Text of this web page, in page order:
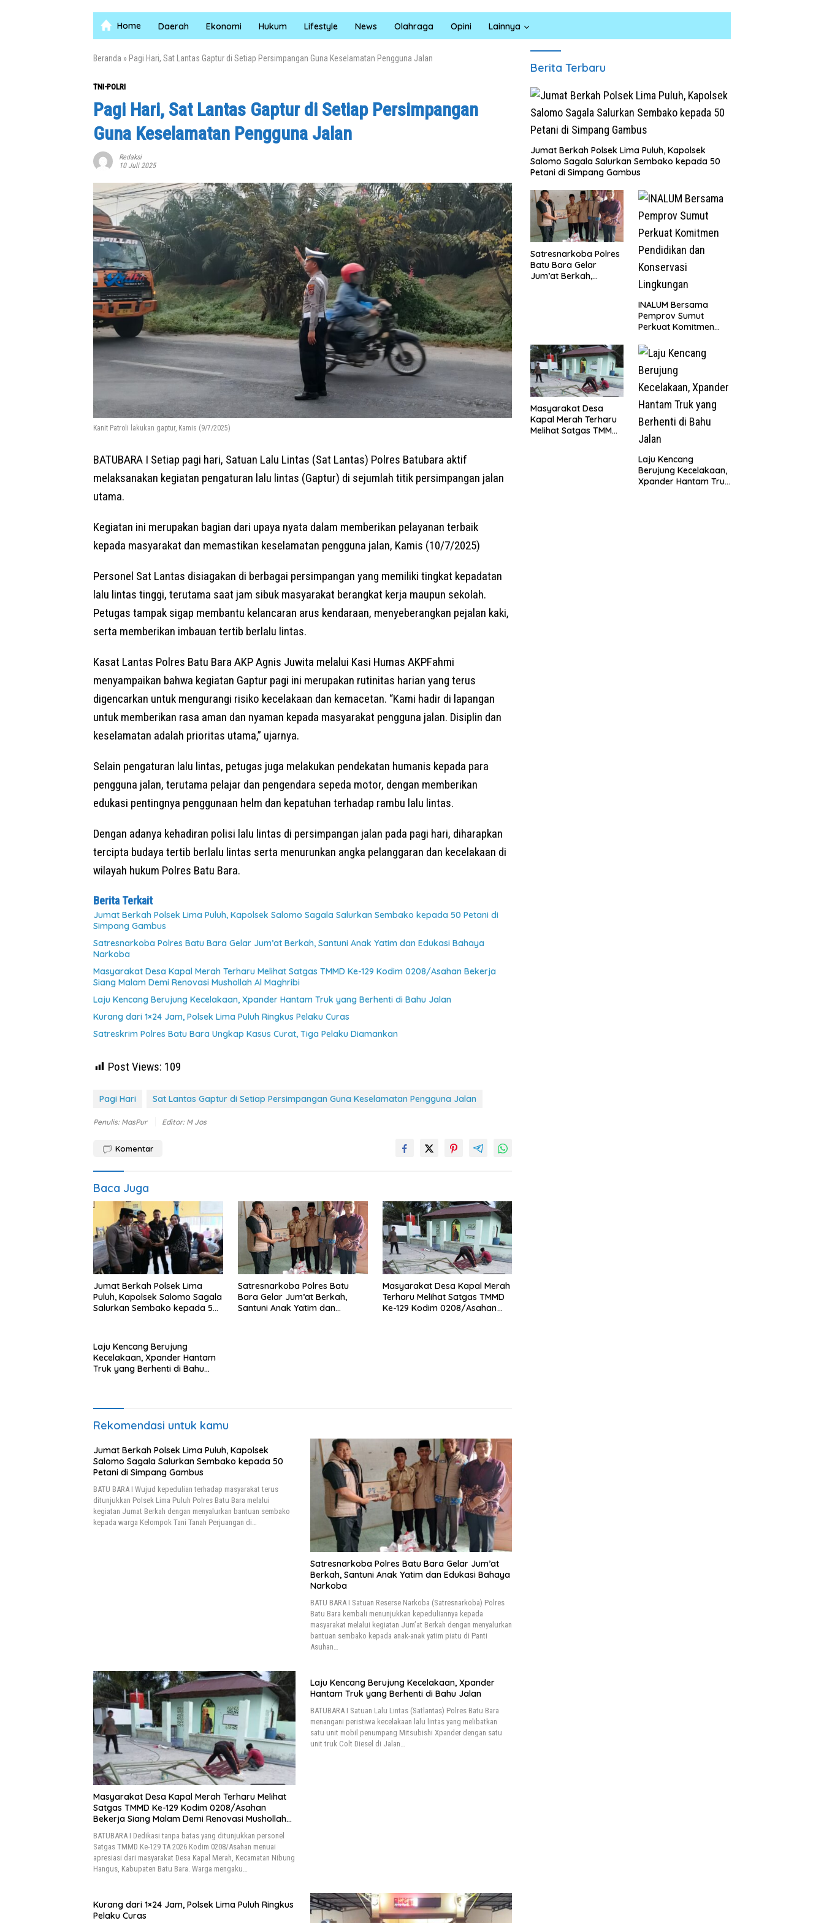
Home Daerah Ekonomi Hukum Lifestyle News Olahraga Opini Lainnya
Beranda » Pagi Hari, Sat Lantas Gaptur di Setiap Persimpangan Guna Keselamatan Pengguna Jalan
TNI-POLRI
Pagi Hari, Sat Lantas Gaptur di Setiap Persimpangan
Guna Keselamatan Pengguna Jalan
Redaksi
10 Juli 2025
Kanit Patroli lakukan gaptur, Kamis (9/7/2025)
BATUBARA I Setiap pagi hari, Satuan Lalu Lintas (Sat Lantas) Polres Batubara aktif
melaksanakan kegiatan pengaturan lalu lintas (Gaptur) di sejumlah titik persimpangan jalan
utama.
Kegiatan ini merupakan bagian dari upaya nyata dalam memberikan pelayanan terbaik
kepada masyarakat dan memastikan keselamatan pengguna jalan, Kamis (10/7/2025)
Personel Sat Lantas disiagakan di berbagai persimpangan yang memiliki tingkat kepadatan
lalu lintas tinggi, terutama saat jam sibuk masyarakat berangkat kerja maupun sekolah.
Petugas tampak sigap membantu kelancaran arus kendaraan, menyeberangkan pejalan kaki,
serta memberikan imbauan tertib berlalu lintas.
Kasat Lantas Polres Batu Bara AKP Agnis Juwita melalui Kasi Humas AKPFahmi
menyampaikan bahwa kegiatan Gaptur pagi ini merupakan rutinitas harian yang terus
digencarkan untuk mengurangi risiko kecelakaan dan kemacetan. “Kami hadir di lapangan
untuk memberikan rasa aman dan nyaman kepada masyarakat pengguna jalan. Disiplin dan
keselamatan adalah prioritas utama,” ujarnya.
Selain pengaturan lalu lintas, petugas juga melakukan pendekatan humanis kepada para
pengguna jalan, terutama pelajar dan pengendara sepeda motor, dengan memberikan
edukasi pentingnya penggunaan helm dan kepatuhan terhadap rambu lalu lintas.
Dengan adanya kehadiran polisi lalu lintas di persimpangan jalan pada pagi hari, diharapkan
tercipta budaya tertib berlalu lintas serta menurunkan angka pelanggaran dan kecelakaan di
wilayah hukum Polres Batu Bara.
Berita Terkait
Jumat Berkah Polsek Lima Puluh, Kapolsek Salomo Sagala Salurkan Sembako kepada 50 Petani di
Simpang Gambus
Satresnarkoba Polres Batu Bara Gelar Jum’at Berkah, Santuni Anak Yatim dan Edukasi Bahaya
Narkoba
Masyarakat Desa Kapal Merah Terharu Melihat Satgas TMMD Ke-129 Kodim 0208/Asahan Bekerja
Siang Malam Demi Renovasi Mushollah Al Maghribi
Laju Kencang Berujung Kecelakaan, Xpander Hantam Truk yang Berhenti di Bahu Jalan
Kurang dari 1×24 Jam, Polsek Lima Puluh Ringkus Pelaku Curas
Satreskrim Polres Batu Bara Ungkap Kasus Curat, Tiga Pelaku Diamankan
Post Views: 109
Pagi Hari Sat Lantas Gaptur di Setiap Persimpangan Guna Keselamatan Pengguna Jalan
Penulis: MasPur Editor: M Jos
Komentar
Baca Juga
Jumat Berkah Polsek Lima
Puluh, Kapolsek Salomo Sagala
Salurkan Sembako kepada 50
Satresnarkoba Polres Batu
Bara Gelar Jum’at Berkah,
Santuni Anak Yatim dan
Masyarakat Desa Kapal Merah
Terharu Melihat Satgas TMMD
Ke-129 Kodim 0208/Asahan
Laju Kencang Berujung
Kecelakaan, Xpander Hantam
Truk yang Berhenti di Bahu
Rekomendasi untuk kamu
Jumat Berkah Polsek Lima Puluh, Kapolsek
Salomo Sagala Salurkan Sembako kepada 50
Petani di Simpang Gambus
BATU BARA I Wujud kepedulian terhadap masyarakat terus
ditunjukkan Polsek Lima Puluh Polres Batu Bara melalui
kegiatan Jumat Berkah dengan menyalurkan bantuan sembako
kepada warga Kelompok Tani Tanah Perjuangan di…
Satresnarkoba Polres Batu Bara Gelar Jum’at
Berkah, Santuni Anak Yatim dan Edukasi Bahaya
Narkoba
BATU BARA I Satuan Reserse Narkoba (Satresnarkoba) Polres
Batu Bara kembali menunjukkan kepeduliannya kepada
masyarakat melalui kegiatan Jum’at Berkah dengan menyalurkan
bantuan sembako kepada anak-anak yatim piatu di Panti
Asuhan…
Masyarakat Desa Kapal Merah Terharu Melihat
Satgas TMMD Ke-129 Kodim 0208/Asahan
Bekerja Siang Malam Demi Renovasi Mushollah
BATUBARA I Dedikasi tanpa batas yang ditunjukkan personel
Satgas TMMD Ke-129 TA 2026 Kodim 0208/Asahan menuai
apresiasi dari masyarakat Desa Kapal Merah, Kecamatan Nibung
Hangus, Kabupaten Batu Bara. Warga mengaku…
Laju Kencang Berujung Kecelakaan, Xpander
Hantam Truk yang Berhenti di Bahu Jalan
BATUBARA I Satuan Lalu Lintas (Satlantas) Polres Batu Bara
menangani peristiwa kecelakaan lalu lintas yang melibatkan
satu unit mobil penumpang Mitsubishi Xpander dengan satu
unit truk Colt Diesel di Jalan…
Kurang dari 1×24 Jam, Polsek Lima Puluh Ringkus
Pelaku Curas
Berita Terbaru
Jumat Berkah Polsek Lima Puluh, Kapolsek
Salomo Sagala Salurkan Sembako kepada 50
Petani di Simpang Gambus
Satresnarkoba Polres
Batu Bara Gelar
Jum’at Berkah,
INALUM Bersama
Pemprov Sumut
Perkuat Komitmen
Konservasi
Lingkungan
Masyarakat Desa
Kapal Merah Terharu
Melihat Satgas TMMD
Laju Kencang
Berujung Kecelakaan,
Xpander Hantam Truk